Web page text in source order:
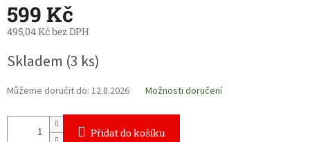
599 Kč
495,04 Kč bez DPH
cena:
Skladem (3 ks)
Můžeme doručit do: 12.8.2026 Možnosti doručení
Přidat do košíku